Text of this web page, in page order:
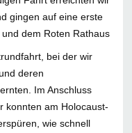
gingen auf eine erste
dem Roten Rathaus
bei der wir
deren
Im Anschluss
konnten am Holocaust-
wie schnell